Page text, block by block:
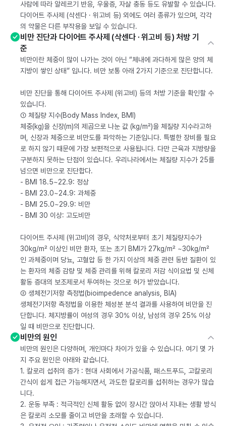
사람에 따라 알레르기 반응, 우울증, 자살 충동 등도 유발할 수 있습니다.
다이어트 주사제 (삭센다 · 위고비 등) 외에도 여러 종류가 있으며, 각각
의 약물은 다른 부작용을 보일 수 있습니다.
비만 진단과 다이어트 주사제 (삭센다 · 위고비 등) 처방 기
준
비만이란 체중이 많이 나가는 것이 아닌 “체내에 과다하게 많은 양의 체
지방이 쌓인 상태” 입니다. 비만 보통 아래 2가지 기준으로 진단합니다.
비만 진단을 통해 다이어트 주사제 (위고비) 등의 처방 기준을 확인할 수
있습니다.
① 체질량 지수(Body Mass Index, BMI)
체중(kg)을 신장(m)의 제곱으로 나눈 값 (kg/m²)을 체질량 지수라고하
며, 신장과 체중으로 비만도를 파악하는 기준입니다. 특별한 장비를 필요
로 하지 않기 때문에 가장 보편적으로 사용됩니다. 다만 근육과 지방량을
구분하지 못하는 단점이 있습니다. 우리나라에서는 체질량 지수가 25를
넘으면 비만으로 진단합다.
- BMI 18.5~22.9: 정상
- BMI 23.0~24.9: 과체중
- BMI 25.0~29.9: 비만
- BMI 30 이상: 고도비만
다이어트 주사제 (위고비)의 경우, 식약처로부터 초기 체질량지수가
30kg/m² 이상인 비만 환자, 또는 초기 BMI가 27kg/m² ~30kg/m²
인 과체중이며 당뇨, 고혈압 등 한 가지 이상의 체중 관련 동반 질환이 있
는 환자의 체중 감량 및 체중 관리를 위해 칼로리 저감 식이요법 및 신체
활동 증대의 보조제로서 투여하는 것으로 허가 받았습니다.
② 생체전기저항 측정법(bioimpedence analysis, BIA)
생체전기저항 측정법을 이용한 체성분 분석 결과를 사용하여 비만을 진
단합니다. 체지방률이 여성의 경우 30% 이상, 남성의 경우 25% 이상
일 때 비만으로 진단합니다.
비만의 원인
비만의 원인은 다양하며, 개인마다 차이가 있을 수 있습니다. 여기 몇 가
지 주요 원인은 아래와 같습니다.
1. 칼로리 섭취의 증가 : 현대 사회에서 가공식품, 패스트푸드, 고칼로리
간식이 쉽게 접근 가능해지면서, 과도한 칼로리를 섭취하는 경우가 많습
니다.
2. 운동 부족 : 적극적인 신체 활동 없이 장시간 앉아서 지내는 생활 방식
은 칼로리 소모를 줄이고 비만을 초래할 수 있습니다.